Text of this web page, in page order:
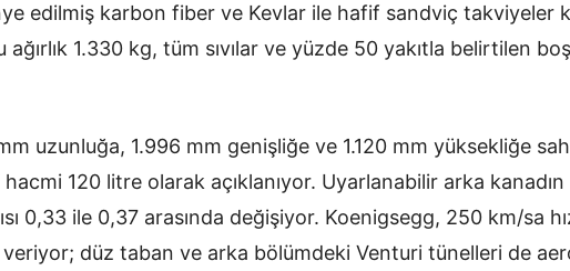
edilmiş karbon fiber ve Kevlar ile hafif sandviç takviyeler
1.330 kg, tüm sıvılar ve yüzde 50 yakıtla belirtilen boş
uzunluğa, 1.996 mm genişliğe ve 1.120 mm yüksekliğe
120 litre olarak açıklanıyor. Uyarlanabilir arka kanadın
0,33 ile 0,37 arasında değişiyor. Koenigsegg, 250 km/sa
veriyor; düz taban ve arka bölümdeki Venturi tünelleri de